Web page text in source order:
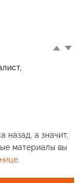
назад, а значит,
материалы вы
.